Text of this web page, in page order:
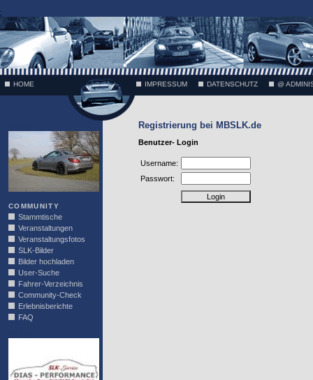
;
HOME IMPRESSUM DATENSCHUTZ @
COMMUNITY
Stammtische
Veranstaltungen
Veranstaltungsfotos
SLK-Bilder
Bilder hochladen
User-Suche
Fahrer-Verzeichnis
Community-Check
Erlebnisberichte
FAQ
Registrierung bei MBSLK.de
Benutzer- Login
Username:
Passwort: